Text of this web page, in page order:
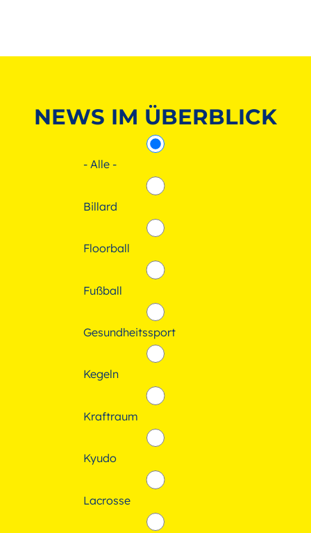
NEWS IM ÜBERBLICK
- Alle -
Billard
Floorball
Fußball
Gesundheitssport
Kegeln
Kraftraum
Kyudo
Lacrosse